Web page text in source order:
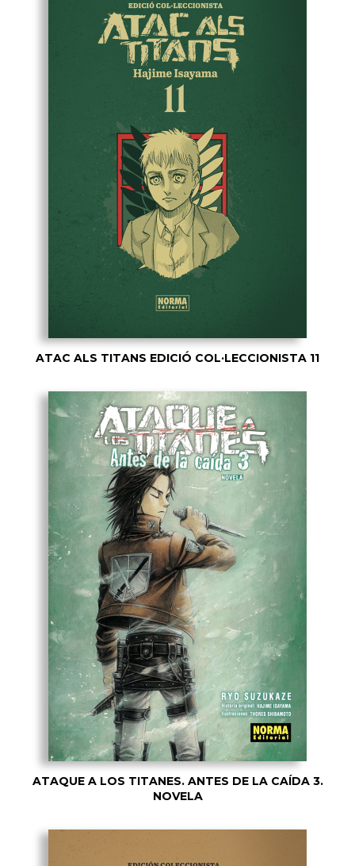
ATAC ALS TITANS EDICIÓ COL·LECCIONISTA 11
ATAQUE A LOS TITANES. ANTES DE LA CAÍDA 3.
NOVELA